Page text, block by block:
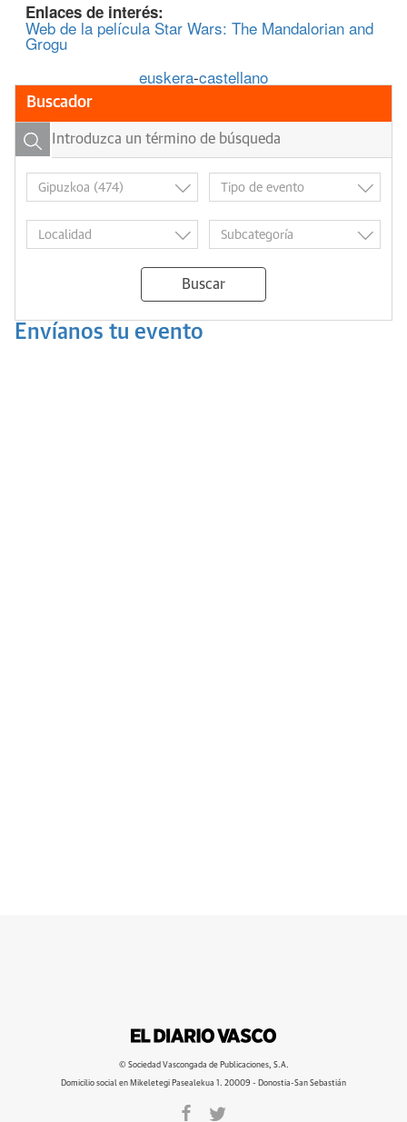
Enlaces de interés:
Web de la película Star Wars: The Mandalorian and
Grogu
euskera-castellano
Buscador
Buscar
Envíanos tu evento
© Sociedad Vascongada de Publicaciones, S.A.
Domicilio social en Mikeletegi Pasealekua 1. 20009 - Donostia-San Sebastián